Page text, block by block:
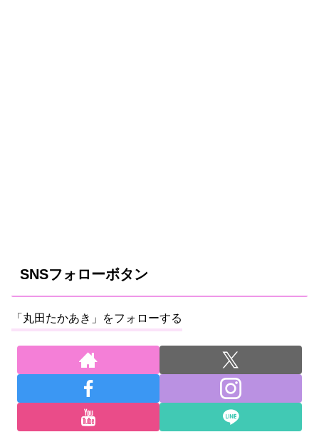
SNSフォローボタン
「丸田たかあき」をフォローする